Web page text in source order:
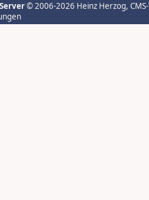
© 2006-2026 Heinz Herzog,